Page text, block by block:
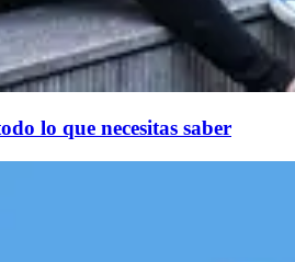
lo que necesitas saber